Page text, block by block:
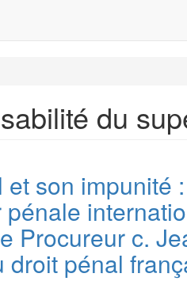
du
son impunité
Procureur c.
pénal